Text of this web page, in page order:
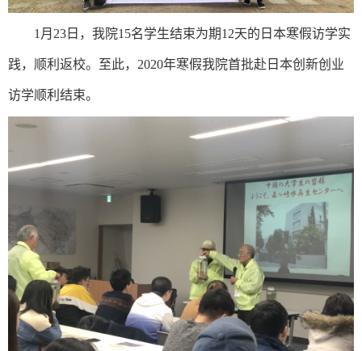
1 月 23 日，我院15名学生结束为期12天的日本寒假访学实
践，顺利返校。至此， 2020年寒假我院首批赴日本创新创业
访学顺利结束。